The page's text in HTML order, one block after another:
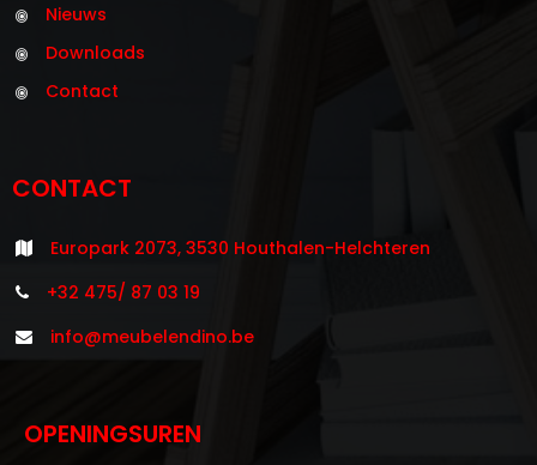
Nieuws
Downloads
Contact
CONTACT
Europark 2073, 3530 Houthalen-Helchteren
+32 475/ 87 03 19
info@meubelendino.be
OPENINGSUREN